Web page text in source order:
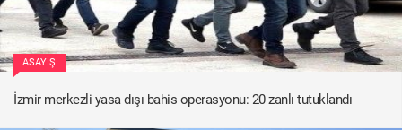
ASAYIŞ
İzmir merkezli yasa dışı bahis operasyonu: 20 zanlı tutuklandı